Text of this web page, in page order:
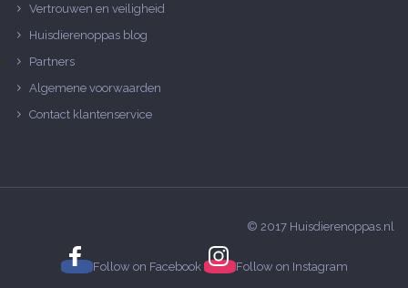
Vertrouwen en veiligheid
Huisdierenoppas blog
Partners
Algemene voorwaarden
Contact klantenservice
© 2017 Huisdierenoppas.nl
Follow on Facebook Follow on Instagram